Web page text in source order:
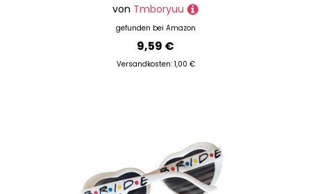
von Tmboryuu
gefunden bei Amazon
9,59 €
Versandkosten: 1,00 €